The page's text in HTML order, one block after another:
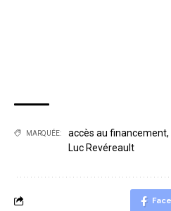
MARQUÉE: accès au financement,
Luc Revéreault